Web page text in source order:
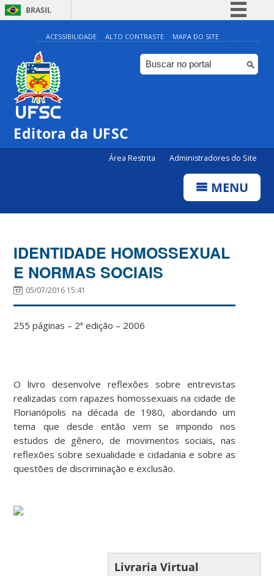
BRASIL
Simplifique!
Comunica BR
Participe
ACESSIBILIDADE ALTO CONTRASTE MAPA DO SITE
Editora da UFSC
Área Restrita Administradores do Site
MENU
IDENTIDADE HOMOSSEXUAL
E NORMAS SOCIAIS
05/07/2016 15:41
255 páginas – 2ª edição – 2006
O livro desenvolve reflexões sobre entrevistas
realizadas com rapazes homossexuais na cidade de
Florianópolis na década de 1980, abordando um
tema que desde então vem se impondo nos
estudos de gênero, de movimentos sociais, nas
reflexões sobre sexualidade e cidadania e sobre as
questões de discriminação e exclusão.
Livraria Virtual